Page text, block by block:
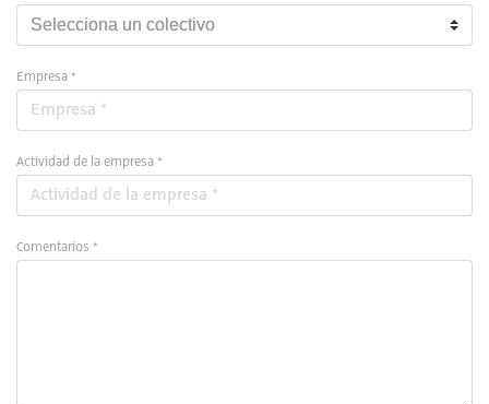
Empresa *
Actividad de la empresa *
Comentarios *